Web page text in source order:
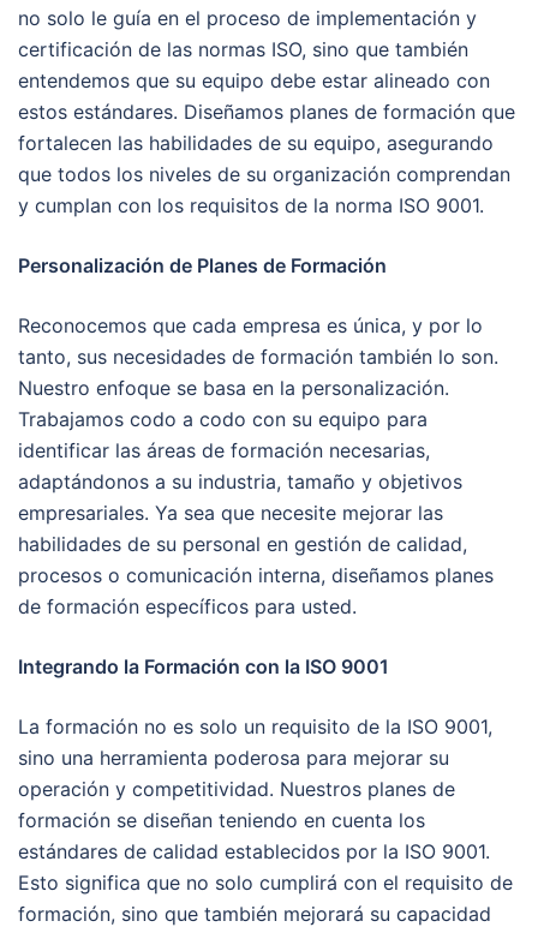
no solo le guía en el proceso de implementación y
certificación de las normas ISO, sino que también
entendemos que su equipo debe estar alineado con
estos estándares. Diseñamos planes de formación que
fortalecen las habilidades de su equipo, asegurando
que todos los niveles de su organización comprendan
y cumplan con los requisitos de la norma ISO 9001.
Personalización de Planes de Formación
Reconocemos que cada empresa es única, y por lo
tanto, sus necesidades de formación también lo son.
Nuestro enfoque se basa en la personalización.
Trabajamos codo a codo con su equipo para
identificar las áreas de formación necesarias,
adaptándonos a su industria, tamaño y objetivos
empresariales. Ya sea que necesite mejorar las
habilidades de su personal en gestión de calidad,
procesos o comunicación interna, diseñamos planes
de formación específicos para usted.
Integrando la Formación con la ISO 9001
La formación no es solo un requisito de la ISO 9001,
sino una herramienta poderosa para mejorar su
operación y competitividad. Nuestros planes de
formación se diseñan teniendo en cuenta los
estándares de calidad establecidos por la ISO 9001.
Esto significa que no solo cumplirá con el requisito de
formación, sino que también mejorará su capacidad